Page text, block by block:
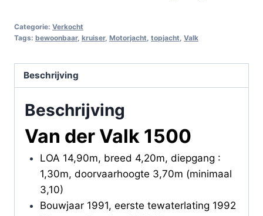
Categorie: Verkocht
Tags: bewoonbaar, kruiser, Motorjacht, topjacht, Valk
Beschrijving
Beschrijving
Van der Valk 1500
LOA 14,90m, breed 4,20m, diepgang :
1,30m, doorvaarhoogte 3,70m (minimaal
3,10)
Bouwjaar 1991, eerste tewaterlating 1992